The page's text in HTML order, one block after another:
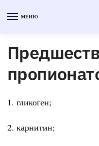
МЕНЮ
1. гликоген;
2. карнитин;